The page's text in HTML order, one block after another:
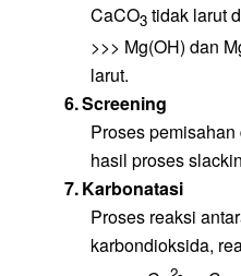
CaCO3 tidak larut
>>> Mg(OH) dan
larut.
6.Screening
Proses
hasil proses
7.Karbonatasi
Proses reaksi
karbondioksida,